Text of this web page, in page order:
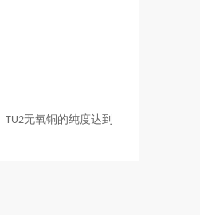
TU2无氧铜的纯度达到